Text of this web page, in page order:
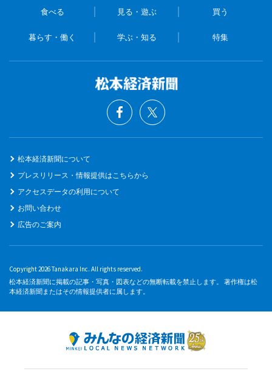
食べる 見る・遊ぶ 買う
暮らす・働く 学ぶ・知る 特集
松本経済新聞について
プレスリリース・情報提供はこちらから
アクセスデータの利用について
お問い合わせ
広告のご案内
Copyright 2026 Tanakara Inc. All rights reserved.
松本経済新聞に掲載の記事・写真・図表などの無断転載を禁止します。 著作権は松
本経済新聞またはその情報提供者に属します。